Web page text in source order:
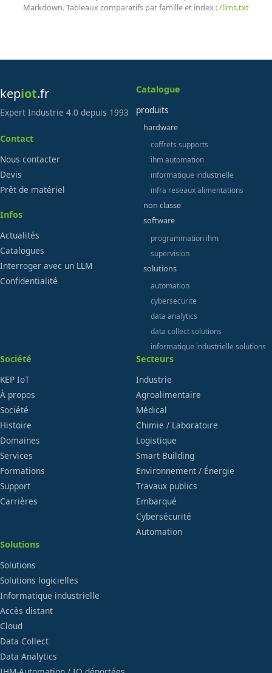
Markdown. Tableaux comparatifs par famille et index :/llms.txt
kepiot.fr
Expert Industrie 4.0 depuis 1993
Contact
Nous contacter
Devis
Prêt de matériel
Infos
Actualités
Catalogues
Interroger avec un LLM
Confidentialité
Catalogue
produits
hardware
coffrets supports
ihm automation
informatique industrielle
infra reseaux alimentations
non classe
software
programmation ihm
supervision
solutions
automation
cybersecurite
data analytics
data collect solutions
informatique industrielle solutions
Société
KEP IoT
À propos
Société
Histoire
Domaines
Services
Formations
Support
Carrières
Secteurs
Industrie
Agroalimentaire
Médical
Chimie / Laboratoire
Logistique
Smart Building
Environnement / Énergie
Travaux publics
Embarqué
Cybersécurité
Automation
Solutions
Solutions
Solutions logicielles
Informatique industrielle
Accès distant
Cloud
Data Collect
Data Analytics